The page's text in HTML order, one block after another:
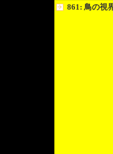
861: 鳥の視